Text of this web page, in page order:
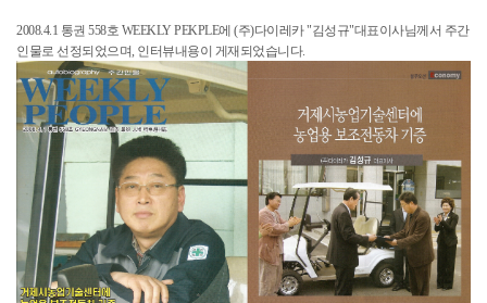
2008.4.1 통권 558호 WEEKLY PEKPLE에 (주)다이레카 "김성규"대표이사님께서 주간
인물로 선정되었으며, 인터뷰내용이 게재되었습니다.